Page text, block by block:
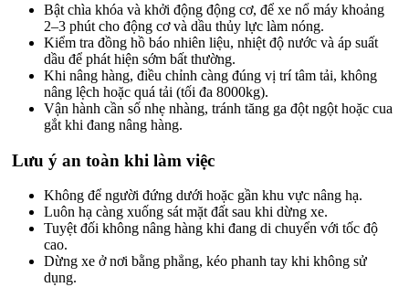
Bật chìa khóa và khởi động động cơ, để xe nổ máy khoảng
2–3 phút cho động cơ và dầu thủy lực làm nóng.
Kiểm tra đồng hồ báo nhiên liệu, nhiệt độ nước và áp suất
dầu để phát hiện sớm bất thường.
Khi nâng hàng, điều chỉnh càng đúng vị trí tâm tải, không
nâng lệch hoặc quá tải (tối đa 8000kg).
Vận hành cần số nhẹ nhàng, tránh tăng ga đột ngột hoặc cua
gắt khi đang nâng hàng.
Lưu ý an toàn khi làm việc
Không để người đứng dưới hoặc gần khu vực nâng hạ.
Luôn hạ càng xuống sát mặt đất sau khi dừng xe.
Tuyệt đối không nâng hàng khi đang di chuyển với tốc độ
cao.
Dừng xe ở nơi bằng phẳng, kéo phanh tay khi không sử
dụng.